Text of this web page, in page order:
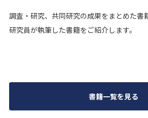
調査・研究、共同研究の成果をまとめた書
研究員が執筆した書籍をご紹介します。
書籍一覧を見る